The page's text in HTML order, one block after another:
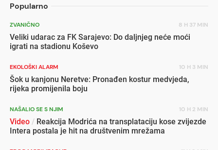
Popularno
ZVANIČNO 8 H 37 MIN
Veliki udarac za FK Sarajevo: Do daljnjeg neće moći
igrati na stadionu Koševo
EKOLOŠKI ALARM 10 H 3 MIN
Šok u kanjonu Neretve: Pronađen kostur medvjeda,
rijeka promijenila boju
NAŠALIO SE S NJIM 10 H 2 MIN
Video / Reakcija Modrića na transplataciju kose zvijezde
Intera postala je hit na društvenim mrežama